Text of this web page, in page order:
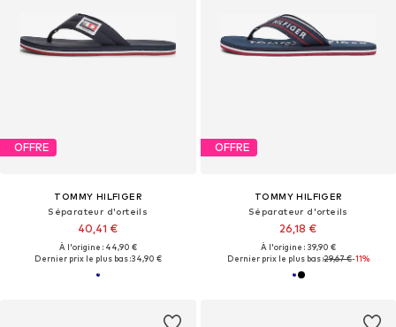
OFFRE
TOMMY HILFIGER
Séparateur d'orteils
40,41 €
À l'origine : 44,90 €
Dernier prix le plus bas :34,90 €
OFFRE
TOMMY HILFIGER
Séparateur d'orteils
26,18 €
À l'origine : 39,90 €
Dernier prix le plus bas :29,67 €-11%